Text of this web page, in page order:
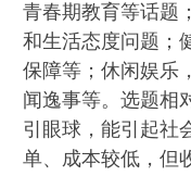
青春期教育等话题
和生活态度问题；
保障等；休闲娱乐
闻逸事等。选题相
引眼球，能引起社
单、成本较低，但